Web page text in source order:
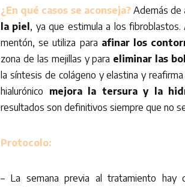
¿En qué casos se aconseja?Además de
la piel, ya que estimula a los
mentón, se utiliza para afinar los
zona de las mejillas y para eliminar las
la síntesis de colágeno y elastina y
hialurónico mejora la tersura y la
resultados son definitivos siempre que no
Protocolo:
– La semana previa al tratamiento hay